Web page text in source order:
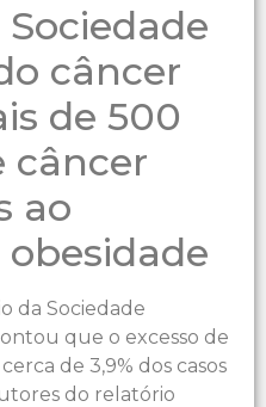
câncer
de 500
câncer
ao
da Sociedade
que o excesso de
de 3,9% dos casos
do relatório